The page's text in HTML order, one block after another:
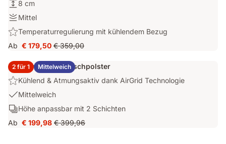
Höhe:
8
cm
8 cm
Festigkeit:
Mittel
Mittel
Highlight:
Temperaturregulierung
mit
kühlendem
Bezug
Temperaturregulierung mit kühlendem Bezug
Ab
Preis
€ 179,50
€ 179,50 Ursprünglicher
Preis
€ 359,00
€ 359,00
2 für 1 Mittelweich
2x Emma Elite Flauschpolster
Highlight:
Kühlend
&
Atmungsaktiv
dank
Kühlend & Atmungsaktiv dank AirGrid Technologie
USP
1:
Mittelweich
Mittelweich
Schichten:
Höhe
anpassbar
Höhe anpassbar mit 2 Schichten
Ab
Preis
€ 199,98 Ursprünglicher
€ 399,96